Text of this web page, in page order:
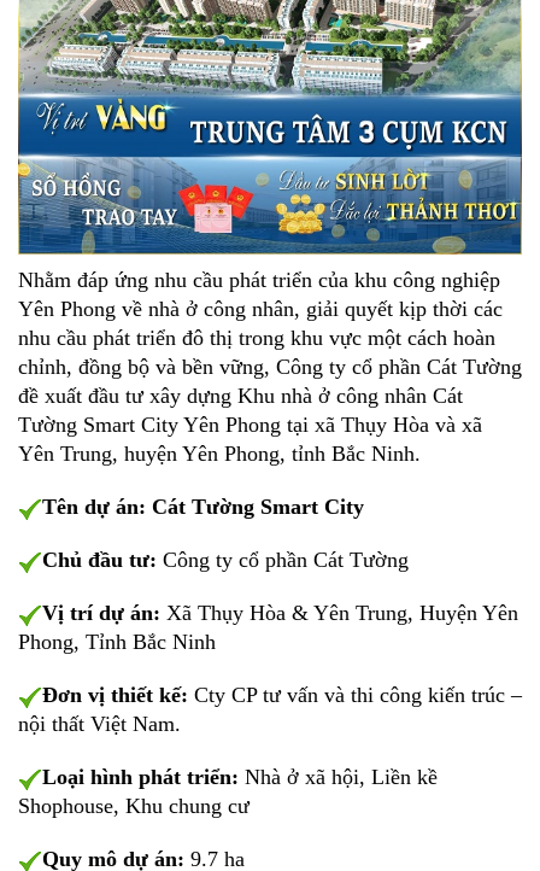
Nhằm đáp ứng nhu cầu phát triển của khu công nghiệp
Yên Phong về nhà ở công nhân, giải quyết kịp thời các
nhu cầu phát triển đô thị trong khu vực một cách hoàn
chỉnh, đồng bộ và bền vững, Công ty cổ phần Cát Tường
đề xuất đầu tư xây dựng Khu nhà ở công nhân Cát
Tường Smart City Yên Phong tại xã Thụy Hòa và xã
Yên Trung, huyện Yên Phong, tỉnh Bắc Ninh.
Tên dự án: Cát Tường Smart City
Chủ đầu tư: Công ty cổ phần Cát Tường
Vị trí dự án: Xã Thụy Hòa & Yên Trung, Huyện Yên
Phong, Tỉnh Bắc Ninh
Đơn vị thiết kế: Cty CP tư vấn và thi công kiến trúc –
nội thất Việt Nam.
Loại hình phát triển: Nhà ở xã hội, Liền kề
Shophouse, Khu chung cư
Quy mô dự án: 9.7 ha